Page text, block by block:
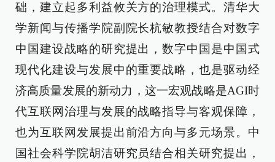
础，建立起多利益攸关方的治理模式。清华大
学新闻与传播学院副院长杭敏教授结合对数字
中国建设战略的研究提出，数字中国是中国式
现代化建设与发展中的重要战略，也是驱动经
济高质量发展的新动力，这一宏观战略是AGI时
代互联网治理与发展的战略指导与客观保障，
也为互联网发展提出前沿方向与多元场景。中
国社会科学院胡洁研究员结合相关研究提出，